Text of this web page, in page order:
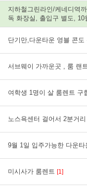
지하철그린라인/케네디역
독 화장실, 출입구 별도, 10
단기만,다운타운 영블 콘도
서브웨이 가까운곳 , 룸 랜
여학생 1명이 살 룸렌트 구
노스욕센터 걸어서 2분거
9월 1일 입주가능한 다운
미시사가 룸렌트 [1]